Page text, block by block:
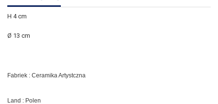
H 4 cm
Ø 13 cm
Fabriek : Ceramika Artystczna
Land : Polen